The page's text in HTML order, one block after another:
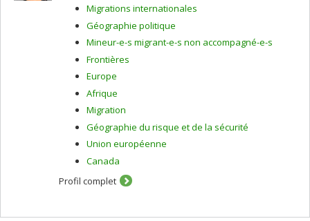
Migrations internationales
Géographie politique
Mineur-e-s migrant-e-s non accompagné-e-s
Frontières
Europe
Afrique
Migration
Géographie du risque et de la sécurité
Union européenne
Canada
Profil complet